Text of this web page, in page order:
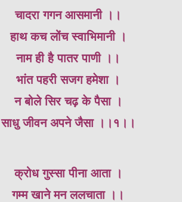
चादरा गगन आसमानी ।।
हाथ कच लोंच स्वाभिमानी ।
नाम ही है पातर पाणी ।।
भांत पहरी सजग हमेशा ।
न बोले सिर चढ़ के पैसा ।
साधु जीवन अपने जैसा ।।१।।
क्रोध गुस्सा पीना आता ।
गम्म खाने मन ललचाता ।।